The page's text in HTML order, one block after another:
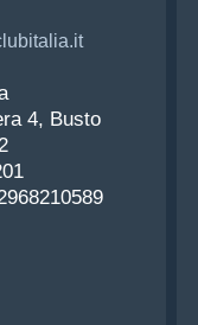
4, Busto